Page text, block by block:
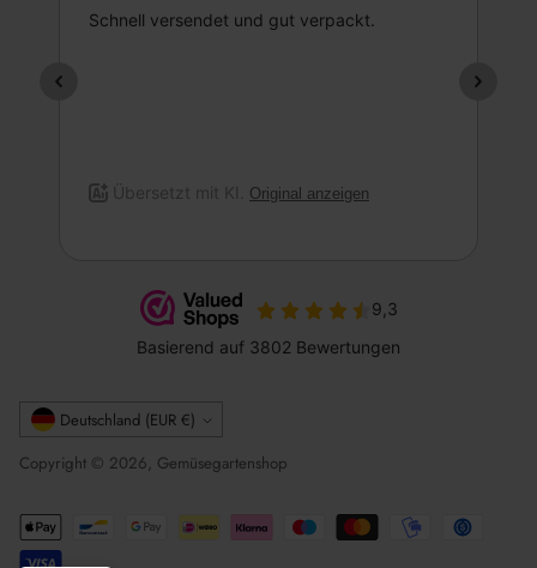
Währung
Deutschland (EUR €)
Copyright © 2026, Gemüsegartenshop